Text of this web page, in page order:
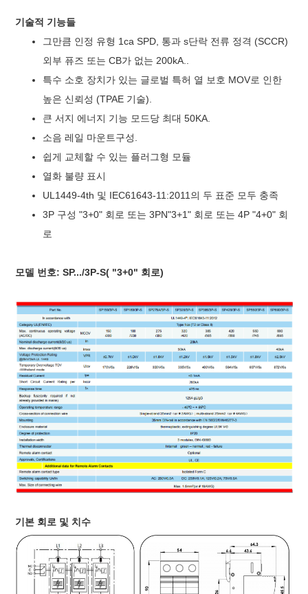
기술적 기능들
그만큼 인정 유형 1ca SPD , 통과 s단락 전류 정격 (SCCR)
외부 퓨즈 또는 CB가 없는 200kA..
특수 소호 장치가 있는 글로벌 특허 열 보호 MOV로 인한
높은 신뢰성 (TPAE 기술).
큰 서지 에너지 기능 모드당 최대 50KA.
소음 레일 마운트구성.
쉽게 교체할 수 있는 플러그형 모듈
열화 불량 표시
UL1449-4th 및 IEC61643-11:2011의 두 표준 모두 충족
3P 구성 "3+0" 회로 또는 3PN"3+1" 회로 또는 4P "4+0" 회
로
모델 번호: SP.../3P-S( "3+0" 회로)
기본 회로 및 치수